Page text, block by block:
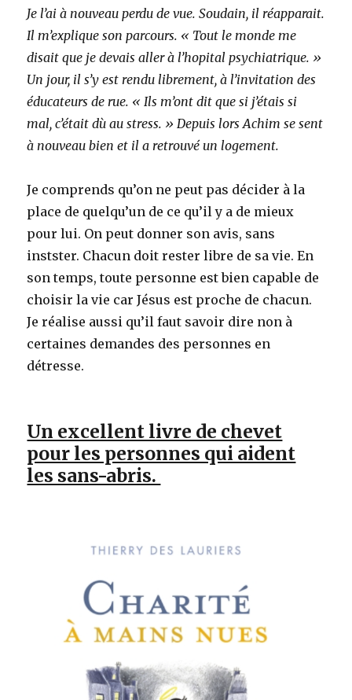
Je l’ai à nouveau perdu de vue. Soudain, il réapparait.
Il m’explique son parcours. « Tout le monde me
disait que je devais aller à l’hopital psychiatrique. »
Un jour, il s’y est rendu librement, à l’invitation des
éducateurs de rue. « Ils m’ont dit que si j’étais si
mal, c’était dù au stress. » Depuis lors Achim se sent
à nouveau bien et il a retrouvé un logement.
Je comprends qu’on ne peut pas décider à la
place de quelqu’un de ce qu’il y a de mieux
pour lui. On peut donner son avis, sans
instster. Chacun doit rester libre de sa vie. En
son temps, toute personne est bien capable de
choisir la vie car Jésus est proche de chacun.
Je réalise aussi qu’il faut savoir dire non à
certaines demandes des personnes en
détresse.
Un excellent livre de chevet
pour les personnes qui aident
les sans-abris.